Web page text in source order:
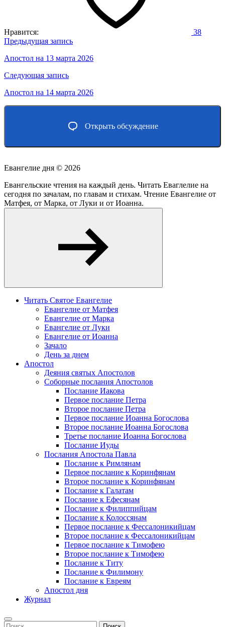
Нравится: 38
Навигация
по
записям
Предыдущая запись
Апостол на 13 марта 2026
Следующая запись
Апостол на 14 марта 2026
Открыть обсуждение
Евангелие дня © 2026
Евангельские чтения на каждый день. Читать Еваглелие на
сегодня по зачалам, по главам и стихам. Чтение Евангелие от
Матфея, от Марка, от Луки и от Иоанна.
Читать Святое Евангелие
Евангелие от Матфея
Евангелие от Марка
Евангелие от Луки
Евангелие от Иоанна
Зачало
День за днем
Апостол
Деяния святых Апостолов
Соборные послания Апостолов
Послание Иакова
Первое послание Петра
Второе послание Петра
Первое послание Иоанна Богослова
Второе послание Иоанна Богослова
Третье послание Иоанна Богослова
Послание Иуды
Послания Апостола Павла
Послание к Римлянам
Первое послание к Коринфянам
Второе послание к Коринфянам
Послание к Галатам
Послание к Ефесянам
Послание к Филиппийцам
Послание к Колоссянам
Первое послание к Фессалоникийцам
Второе послание к Фессалоникийцам
Первое послание к Тимофею
Второе послание к Тимофею
Послание к Титу
Послание к Филимону
Послание к Евреям
Апостол дня
Журнал
Найти: